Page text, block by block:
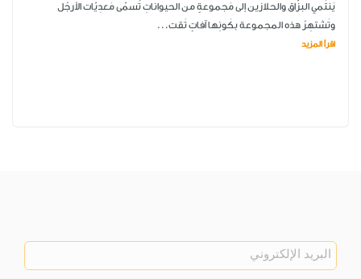
يَنتَمي البزّاق والحلازين إلى مَجموعةٍ من الحيواناتِ تُسمّى مَعدِيّات الأرجُل
وتَشتهِرُ هذه المجموعة بكَونِها آفاتٍ تَقت...
اقرأ المزيد